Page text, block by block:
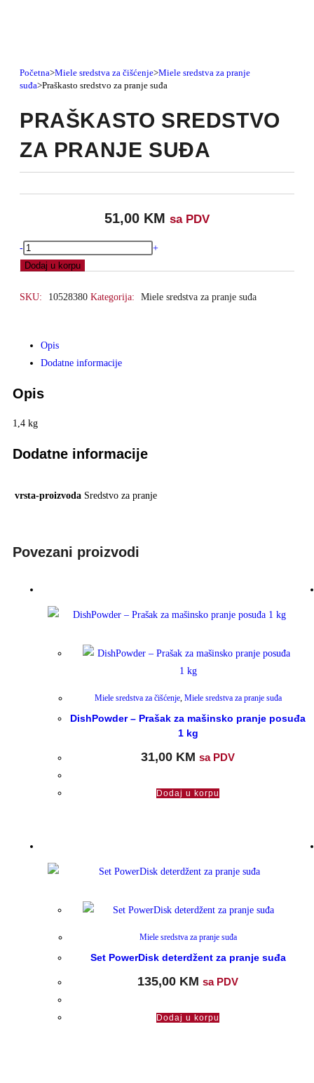
Početna>Miele sredstva za čišćenje>Miele sredstva za pranje
suđa>Praškasto sredstvo za pranje suđa
PRAŠKASTO SREDSTVO
ZA PRANJE SUĐA
51,00 KM sa PDV
-
+
Dodaj u korpu
SKU: 10528380 Kategorija: Miele sredstva za pranje suđa
Opis
Dodatne informacije
Opis
1,4 kg
Dodatne informacije
vrsta-proizvoda Sredstvo za pranje
Povezani proizvodi
Miele sredstva za čišćenje, Miele sredstva za pranje suđa
DishPowder – Prašak za mašinsko pranje posuđa
1 kg
31,00 KM sa PDV
Dodaj u korpu
Miele sredstva za pranje suđa
Set PowerDisk deterdžent za pranje suđa
135,00 KM sa PDV
Dodaj u korpu